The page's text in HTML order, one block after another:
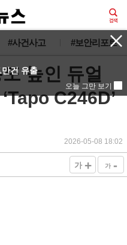
#사건사고 #보안리포트
높인 듀얼
C246D’
2026-05-08 18:02
가 + 가 -
건 유출
오늘 그만 보기